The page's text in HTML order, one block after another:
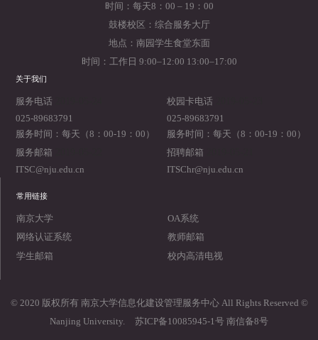
时间：每天8：00 – 19：00
鼓楼校区：综合服务大厅
地点：南园学生食堂东面
时间：工作日 9:00–12:00 13:00–17:00
关于我们
服务电话
025-89683791
服务时间：每天（8：00-19：00）
校园卡电话
025-89683791
服务时间：每天（8：00-19：00）
服务邮箱
ITSC@nju.edu.cn
招聘邮箱
ITSChr@nju.edu.cn
常用链接
南京大学
OA系统
网络认证系统
教师邮箱
学生邮箱
校内高清电视
© 2020 版权所有 南京大学信息化建设管理服务中心 All Rights Reserved ©
Nanjing University.
苏ICP备10085945-1号 南信备8号